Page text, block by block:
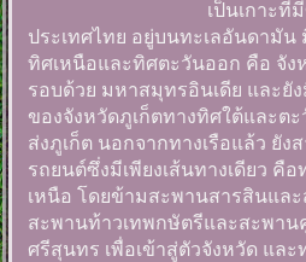
เป็นเกาะ
ประเทศไทย อยู่บนทะเลอันดามัน
ทิศเหนือและทิศตะวันออก คือ จัง
รอบด้วย มหาสมุทรอินเดีย และยั
ของจังหวัดภูเก็ตทางทิศใต้และต
ส่งภูเก็ต นอกจากทางเรือแล้ว ยัง
รถยนต์ซึ่งมีเพียงเส้นทางเดียว คื
เหนือ โดยข้ามสะพานสารสินแล
สะพานท้าวเทพกษัตรีและสะพา
ศรีสุนทร เพื่อเข้าสู่ตัวจังหวัด แล